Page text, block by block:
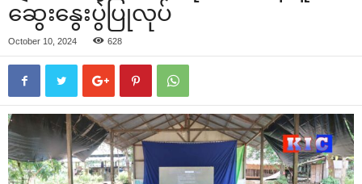
ဆွေးနွေးပွဲပြုလုပ်
October 10, 2024 628